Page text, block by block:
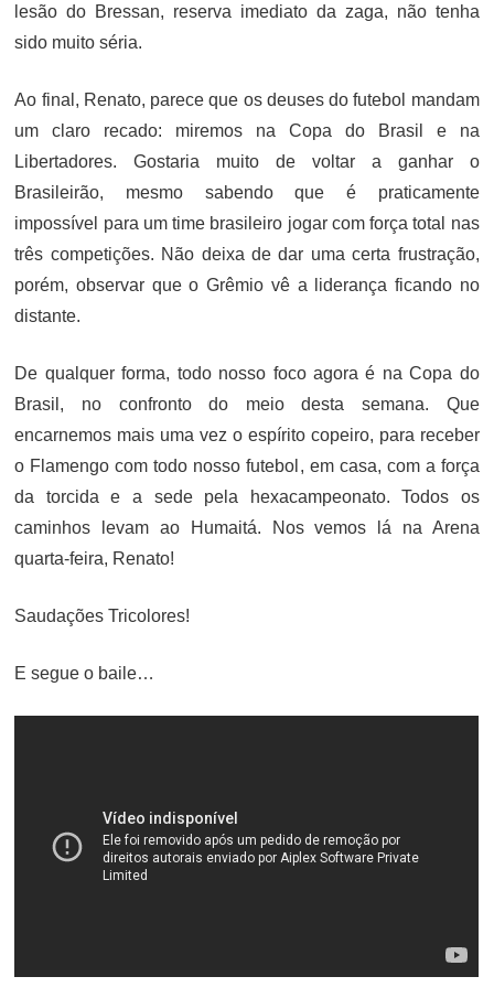
lesão do Bressan, reserva imediato da zaga, não tenha
sido muito séria.
Ao final, Renato, parece que os deuses do futebol mandam
um claro recado: miremos na Copa do Brasil e na
Libertadores. Gostaria muito de voltar a ganhar o
Brasileirão, mesmo sabendo que é praticamente
impossível para um time brasileiro jogar com força total nas
três competições. Não deixa de dar uma certa frustração,
porém, observar que o Grêmio vê a liderança ficando no
distante.
De qualquer forma, todo nosso foco agora é na Copa do
Brasil, no confronto do meio desta semana. Que
encarnemos mais uma vez o espírito copeiro, para receber
o Flamengo com todo nosso futebol, em casa, com a força
da torcida e a sede pela hexacampeonato. Todos os
caminhos levam ao Humaitá. Nos vemos lá na Arena
quarta-feira, Renato!
Saudações Tricolores!
E segue o baile…